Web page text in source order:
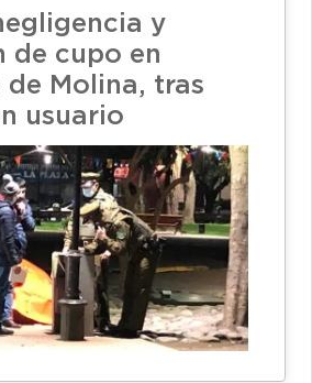
y
de cupo en
de Molina, tras
usuario